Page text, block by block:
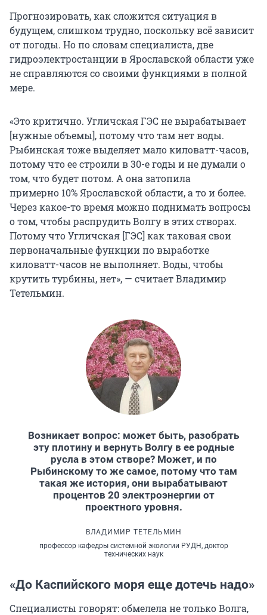
Прогнозировать, как сложится ситуация в
будущем, слишком трудно, поскольку всё зависит
от погоды. Но по словам специалиста, две
гидроэлектростанции в Ярославской области уже
не справляются со своими функциями в полной
мере.
«Это критично. Угличская ГЭС не вырабатывает
[нужные объемы], потому что там нет воды.
Рыбинская тоже выделяет мало киловатт-часов,
потому что ее строилив 30-е годы и не думали о
том, что будет потом. А она затопила
примерно 10%Ярославской области, а то и более.
Через какое-то время можно поднимать вопросы
о том, чтобы распрудить Волгу в этих створах.
Потому что Угличская [ГЭС] как таковая свои
первоначальные функции по выработке
киловатт-часов не выполняет. Воды, чтобы
крутить турбины, нет», — считает Владимир
Тетельмин.
Возникает вопрос: может быть, разобрать
эту плотину и вернуть Волгу в ее родные
русла в этом створе? Может, и по
Рыбинскому то же самое, потому что там
такая же история, они вырабатывают
процентов 20 электроэнергии от
проектного уровня.
ВЛАДИМИР ТЕТЕЛЬМИН
профессор кафедры системной экологии РУДН, доктор
технических наук
«До Каспийского моря еще дотечь надо»
Специалисты говорят: обмелела не только Волга,